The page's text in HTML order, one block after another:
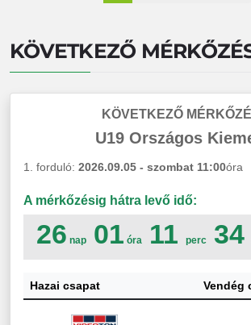
KÖVETKEZŐ
KÖVETKEZŐ
U19 Országos
1. forduló: 2026.09.05 - szombat 11:00óra
A mérkőzésig hátra levő idő:
26 nap 01 óra 11 perc 33
Hazai csapat Vendég